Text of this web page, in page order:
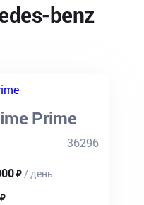
benz
Prime
36296
/ день